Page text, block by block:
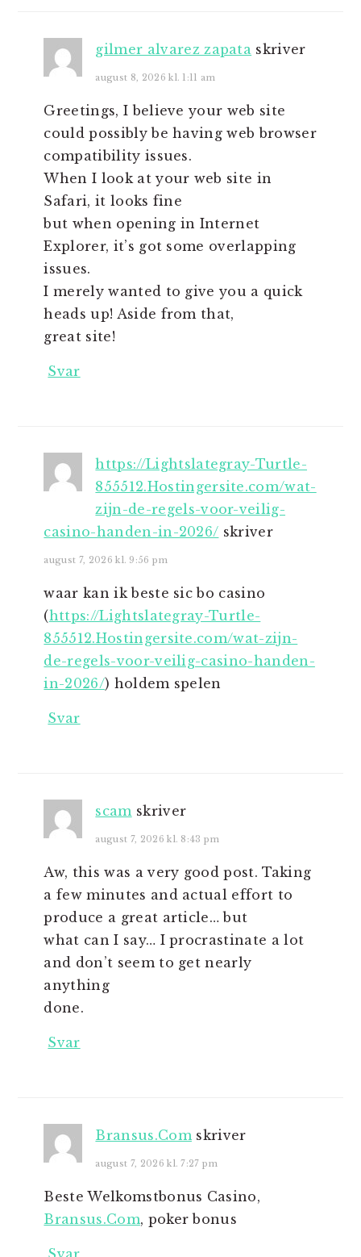
gilmer alvarez zapata skriver
august 8, 2026 kl. 1:11 am
Greetings, I believe your web site
could possibly be having web browser
compatibility issues.
When I look at your web site in
Safari, it looks fine
but when opening in Internet
Explorer, it’s got some overlapping
issues.
I merely wanted to give you a quick
heads up! Aside from that,
great site!
Svar
https://Lightslategray-Turtle-
855512.Hostingersite.com/wat-
zijn-de-regels-voor-veilig-
casino-handen-in-2026/ skriver
august 7, 2026 kl. 9:56 pm
waar kan ik beste sic bo casino
(https://Lightslategray-Turtle-
855512.Hostingersite.com/wat-zijn-
de-regels-voor-veilig-casino-handen-
in-2026/) holdem spelen
Svar
scam skriver
august 7, 2026 kl. 8:43 pm
Aw, this was a very good post. Taking
a few minutes and actual effort to
produce a great article… but
what can I say… I procrastinate a lot
and don’t seem to get nearly
anything
done.
Svar
Bransus.Com skriver
august 7, 2026 kl. 7:27 pm
Beste Welkomstbonus Casino,
Bransus.Com, poker bonus
Svar